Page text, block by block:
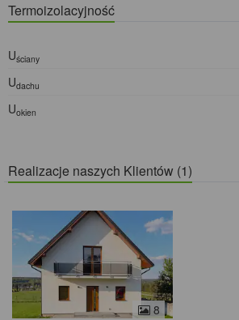
Termoizolacyjność
Uściany
Udachu
Uokien
Realizacje naszych Klientów (1)
8